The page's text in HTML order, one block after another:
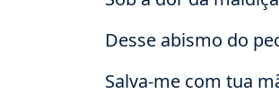
Desse abismo do
Salva-me com tua